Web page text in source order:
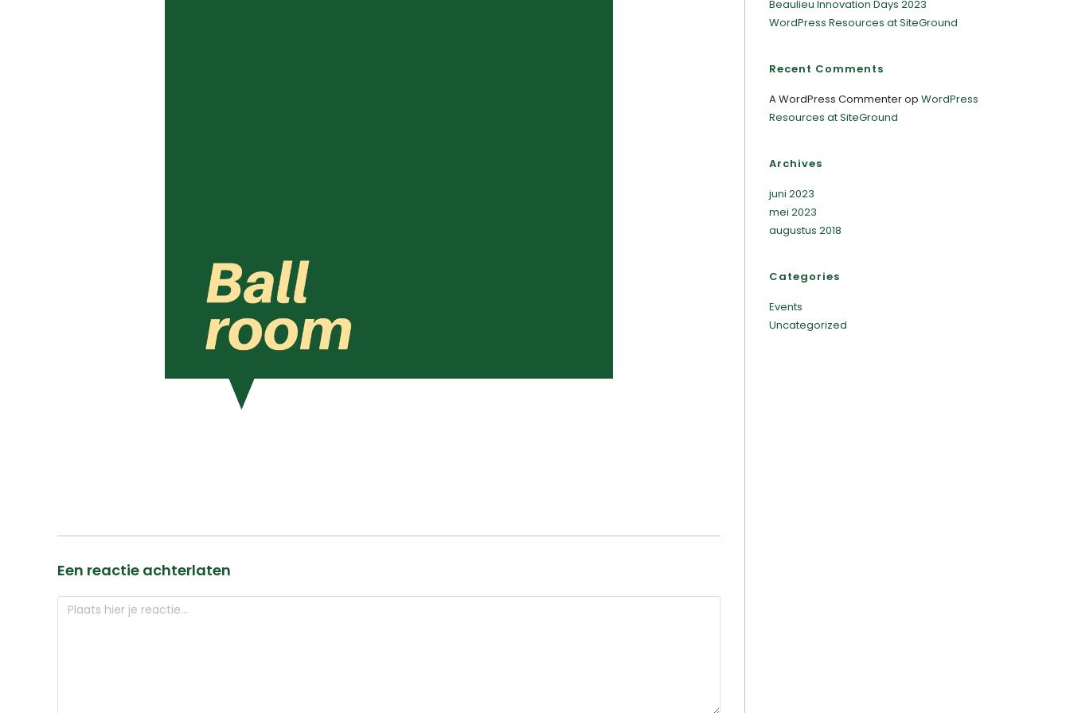
Een reactie achterlaten
Beaulieu Innovation Days 2023
WordPress Resources at SiteGround
Recent Comments
A WordPress Commenterop WordPress
Resources at SiteGround
Archives
juni 2023
mei 2023
augustus 2018
Categories
Events
Uncategorized